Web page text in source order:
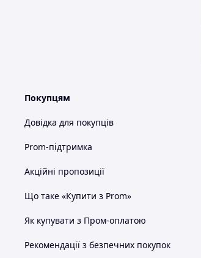
Покупцям
Довідка для покупців
Prom-підтримка
Акційні пропозиції
Що таке «Купити з Prom»
Як купувати з Пром-оплатою
Рекомендації з безпечних покупок